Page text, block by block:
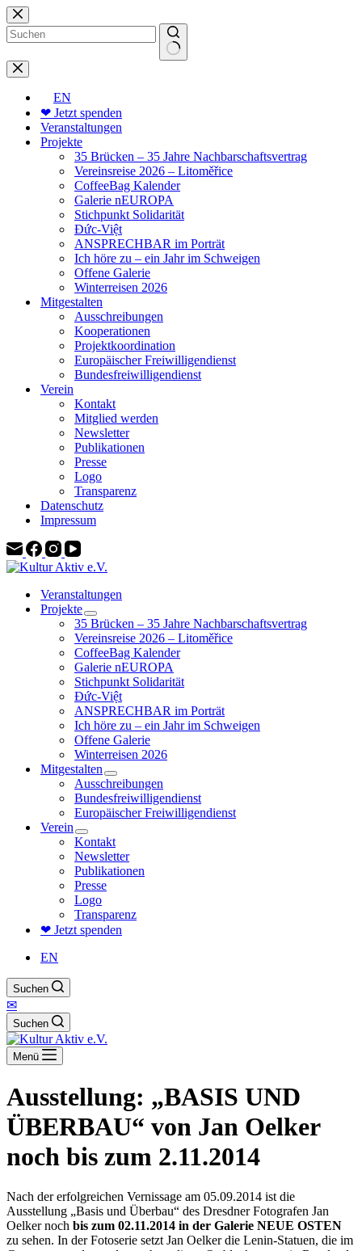
Zum
Inhalt
springen
Keine
Ergebnisse
EN
❤ Jetzt spenden
Veranstaltungen
Projekte
35 Brücken – 35 Jahre Nachbarschaftsvertrag
Vereinsreise 2026 – Litoměřice
CoffeeBag Kalender
Galerie nEUROPA
Stichpunkt Solidarität
Đức-Việt
ANSPRECHBAR im Porträt
Ich höre zu – ein Jahr im Schweigen
Offene Galerie
Winterreisen 2026
Mitgestalten
Ausschreibungen
Kooperationen
Projektkoordination
Europäischer Freiwilligendienst
Bundesfreiwilligendienst
Verein
Kontakt
Mitglied werden
Newsletter
Publikationen
Presse
Logo
Transparenz
Datenschutz
Impressum
Veranstaltungen
Projekte
35 Brücken – 35 Jahre Nachbarschaftsvertrag
Vereinsreise 2026 – Litoměřice
CoffeeBag Kalender
Galerie nEUROPA
Stichpunkt Solidarität
Đức-Việt
ANSPRECHBAR im Porträt
Ich höre zu – ein Jahr im Schweigen
Offene Galerie
Winterreisen 2026
Mitgestalten
Ausschreibungen
Bundesfreiwilligendienst
Europäischer Freiwilligendienst
Verein
Kontakt
Newsletter
Publikationen
Presse
Logo
Transparenz
❤ Jetzt spenden
EN
Suchen
✉
Suchen
Menü
Ausstellung: „BASIS UND
ÜBERBAU“ von Jan Oelker
noch bis zum 2.11.2014
Nach der erfolgreichen Vernissage am 05.09.2014 ist die
Ausstellung „Basis und Überbau“ des Dresdner Fotografen Jan
Oelker noch bis zum 02.11.2014 in der Galerie NEUE OSTEN
zu sehen. In der Fotoserie setzt Jan Oelker die Lenin-Statuen, die im